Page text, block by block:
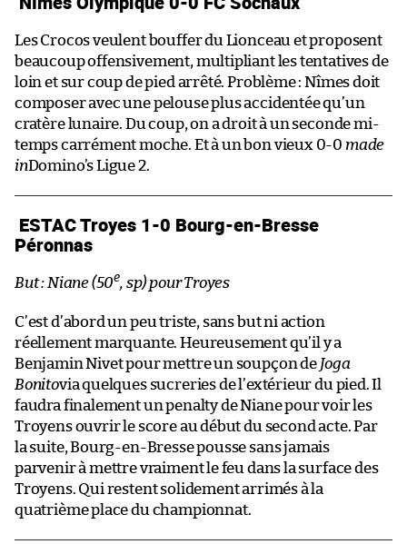
Les Crocos veulent bouffer du Lionceau et proposent
beaucoup offensivement, multipliant les tentatives de
loin et sur coup de pied arrêté. Problème : Nîmes doit
composer avec une pelouse plus accidentée qu’un
cratère lunaire. Du coup, on a droit à un seconde mi-
temps carrément moche. Et à un bon vieux 0-0 made
inDomino’s Ligue 2.
ESTAC Troyes 1-0 Bourg-en-Bresse
Péronnas
But : Niane (50e, sp) pour Troyes
C’est d’abord un peu triste, sans but ni action
réellement marquante. Heureusement qu’il y a
Benjamin Nivet pour mettre un soupçon de Joga
Bonitovia quelques sucreries de l’extérieur du pied. Il
faudra finalement un penalty de Niane pour voir les
Troyens ouvrir le score au début du second acte. Par
la suite, Bourg-en-Bresse pousse sans jamais
parvenir à mettre vraiment le feu dans la surface des
Troyens. Qui restent solidement arrimés à la
quatrième place du championnat.